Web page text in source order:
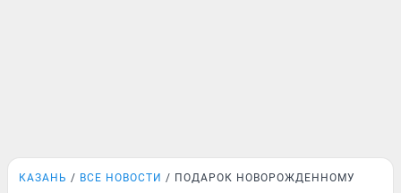
КАЗАНЬ ВСЕ НОВОСТИ ПОДАРОК НОВОРОЖДЕННОМУ